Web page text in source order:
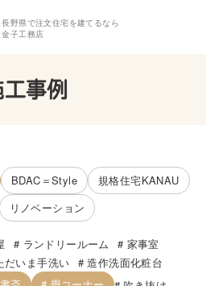
長野県で注文住宅を建てるなら
金子工務店
事例
BDAC＝Style
規格住宅KANAU
リノベーション
ランドリールーム
家事室
だいま手洗い
造作洗面化粧台